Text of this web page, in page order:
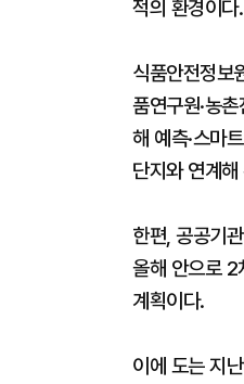
적의 환경이다.
식품안전정보
품연구원·농
해 예측·스마
단지와 연계
한편, 공공기
올해 안으로 2
계획이다.
이에 도는 지